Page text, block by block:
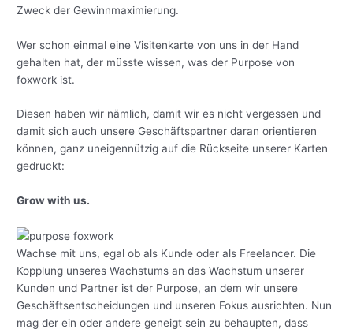
Zweck der Gewinnmaximierung.
Wer schon einmal eine Visitenkarte von uns in der Hand
gehalten hat, der müsste wissen, was der Purpose von
foxwork ist.
Diesen haben wir nämlich, damit wir es nicht vergessen und
damit sich auch unsere Geschäftspartner daran orientieren
können, ganz uneigennützig auf die Rückseite unserer Karten
gedruckt:
Grow with us.
Wachse mit uns, egal ob als Kunde oder als Freelancer. Die
Kopplung unseres Wachstums an das Wachstum unserer
Kunden und Partner ist der Purpose, an dem wir unsere
Geschäftsentscheidungen und unseren Fokus ausrichten. Nun
mag der ein oder andere geneigt sein zu behaupten, dass